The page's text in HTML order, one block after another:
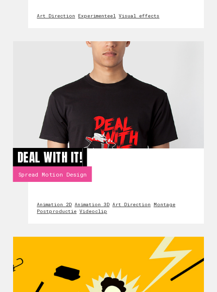
Art Direction Experimenteel Visual effects
DEAL WITH IT!
Spread Motion Design
Animation 2D Animation 3D Art Direction
Montage
Postproductie Videoclip